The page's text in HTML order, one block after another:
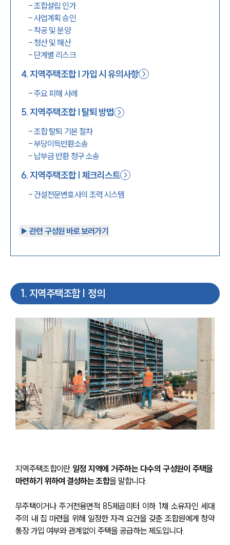
-조합설립 인가
-사업계획 승인
-착공 및 분양
-청산 및 해산
- 단계별 리스크
4.지역주택조합 | 가입 시 유의사항
-주요 피해 사례
5.지역주택조합 | 탈퇴 방법
-조합 탈퇴 기본 절차
-부당이득반환소송
- 납부금 반환 청구 소송
6.지역주택조합 | 체크리스트
-건설전문변호사의 조력 시스템
▶︎ 관련 구성원 바로 보러가기
1. 지역주택조합 | 정의
지역주택조합이란 일정 지역에 거주하는 다수의 구성원이 주택을
마련하기 위하여 결성하는 조합을 말합니다.
무주택이거나 주거전용면적 85제곱미터 이하 1채 소유자인 세대
주의 내 집 마련을 위해 일정한 자격 요건을 갖춘 조합원에게 청약
통장 가입 여부와 관계없이 주택을 공급하는 제도입니다.